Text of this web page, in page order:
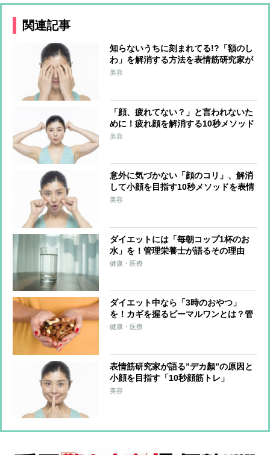
関連記事
知らないうちに刻まれてる!?「額のし
わ」を解消する方法を表情筋研究家が
伝授
美容
「顔、疲れてない？」と言われないた
めに！疲れ顔を解消する10秒メソッド
を解説
美容
意外に気づかない「顔のコリ」、解消
して小顔を目指す10秒メソッドを表情
筋研究家が指南！
美容
ダイエットには「毎朝コップ1杯のお
水」を！管理栄養士が語るその理由
健康・医療
ダイエット中なら「3時のおやつ」
を！カギを握るビーマルワンとは？管
理栄養士が解説
健康・医療
表情筋研究家が語る”デカ顏”の原因と
小顔を目指す「10秒顔筋トレ」
美容